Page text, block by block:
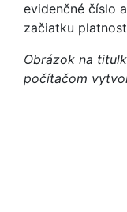
evidenčné číslo
začiatku
Obrázok na
počítačom